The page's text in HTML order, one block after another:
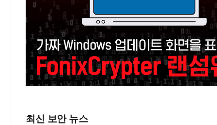
최신 보안 뉴스